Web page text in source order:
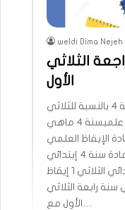
weldi Dima Nejeh
دعم و مراجعة الثلاثي
الأول
ايقاظ علمي سنة 4 تقييم ايقاظ علمي سنة 4 بالنسبة للثلاثي
الأوّلتمارين حالات المادة في الطبيعة إيقاظ علميسنة 4 ماهي
الإيقاظ العلمي
تعريف التجمد الإنصهار الإسالة التبخر للمادة سنة 4 إبتدائي
تمارين و تطبيقات دعم و مراجَعة سنة 4 ابتدائي الثلاثي 1 إيقاظ
رابعة الثلاثي
الأول مع…